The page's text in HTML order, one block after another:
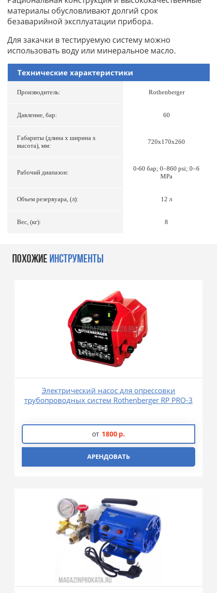
материалы обусловливают долгий срок
безаварийной эксплуатации прибора.
Для закачки в тестируемую систему можно
использовать воду или минеральное масло.
Технические характеристики
Производитель: Rothenberger
Давление, бар: 60
Габариты (длина х ширина х
высота), мм:
720х170х260
Рабочий диапазон:
0-60 бар; 0–860 psi; 0–6
MPa
Объем резервуара, (л): 12 л
Вес, (кг): 8
ПОХОЖИЕ ИНСТРУМЕНТЫ
Электрический насос для опрессовки
трубопроводных систем Rothenberger RP PRO-3
от 1800 р.
АРЕНДОВАТЬ